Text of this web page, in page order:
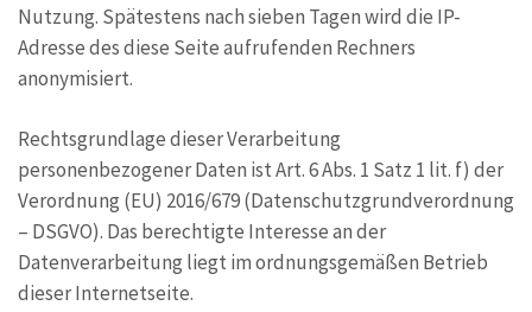
Nutzung. Spätestens nach sieben Tagen wird die IP-
Adresse des diese Seite aufrufenden Rechners
anonymisiert.
Rechtsgrundlage dieser Verarbeitung
personenbezogener Daten ist Art. 6 Abs. 1 Satz 1 lit. f) der
Verordnung (EU) 2016/679 (Datenschutzgrundverordnung
– DSGVO). Das berechtigte Interesse an der
Datenverarbeitung liegt im ordnungsgemäßen Betrieb
dieser Internetseite.